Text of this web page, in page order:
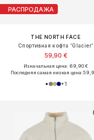
РАСПРОДАЖА
THE NORTH FACE
Спортивная кофта 'Glacier'
59,90 €
Изначальная цена: 69,90 €
Последняя самая низкая цена:
+1